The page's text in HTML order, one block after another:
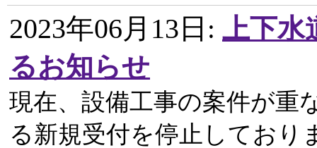
2023年06月13日 : 上下水
るお知らせ
現在、設備工事の案件が重
る新規受付を停止しており